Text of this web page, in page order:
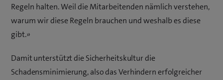
Regeln halten. Weil die Mitarbeitenden nämlich verstehen,
warum wir diese Regeln brauchen und weshalb es diese
gibt.»
Damit unterstützt die Sicherheitskultur die
Schadensminimierung, also das Verhindern erfolgreicher